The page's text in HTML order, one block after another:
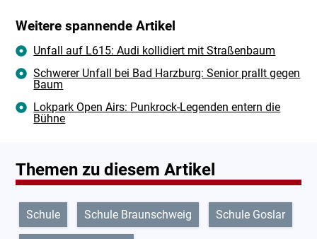
Weitere spannende Artikel
Unfall auf L615: Audi kollidiert mit Straßenbaum
Schwerer Unfall bei Bad Harzburg: Senior prallt gegen
Baum
Lokpark Open Airs: Punkrock-Legenden entern die
Bühne
Themen zu diesem Artikel
Schule Schule Braunschweig Schule Goslar